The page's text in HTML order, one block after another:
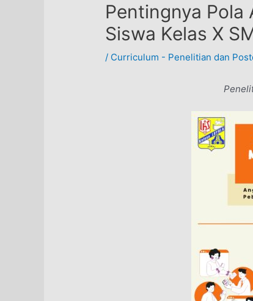
Pentingnya Pola
Siswa Kelas X
/ Curriculum - Penelitian dan